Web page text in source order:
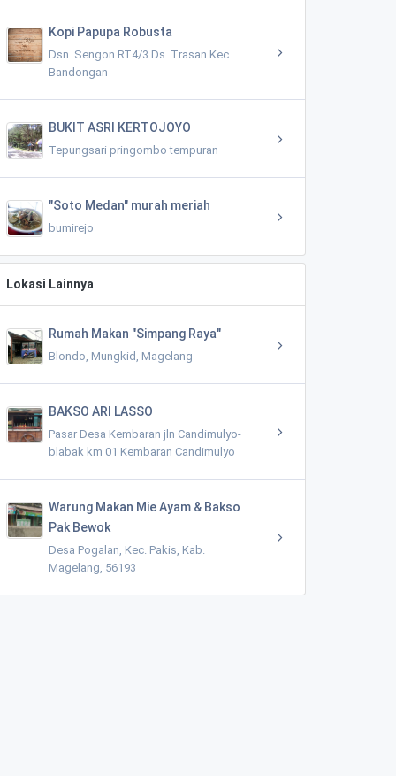
Kopi Papupa Robusta
Dsn. Sengon RT4/3 Ds. Trasan Kec.
Bandongan
BUKIT ASRI KERTOJOYO
Tepungsari pringombo tempuran
"Soto Medan" murah meriah
bumirejo
Lokasi Lainnya
Rumah Makan "Simpang Raya"
Blondo, Mungkid, Magelang
BAKSO ARI LASSO
Pasar Desa Kembaran jln Candimulyo-
blabak km 01 Kembaran Candimulyo
Warung Makan Mie Ayam & Bakso
Pak Bewok
Desa Pogalan, Kec. Pakis, Kab.
Magelang, 56193